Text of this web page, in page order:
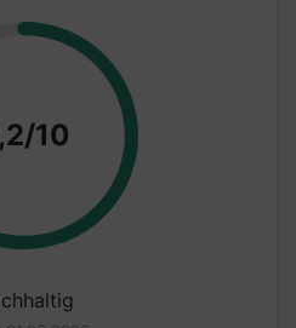
10 Punkte